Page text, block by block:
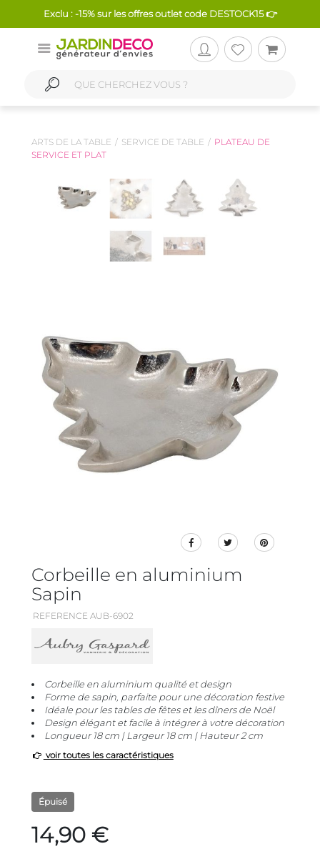
Exclu : -15% sur les offres outlet code DESTOCK15 👉
ARTS DE LA TABLE SERVICE DE TABLE
PLATEAU DE
SERVICE ET PLAT
Corbeille en aluminium
Sapin
REFERENCE AUB-6902
Corbeille en aluminium qualité et design
Forme de sapin, parfaite pour une décoration festive
Idéale pour les tables de fêtes et les dîners de Noël
Design élégant et facile à intégrer à votre décoration
Longueur 18 cm | Largeur 18 cm | Hauteur 2 cm
voir toutes les caractéristiques
Épuisé
14,90 €